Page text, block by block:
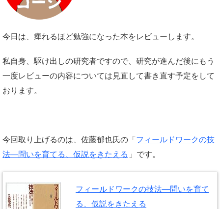
今日は、痺れるほど勉強になった本をレビューします。
私自身、駆け出しの研究者ですので、研究が進んだ後にもう
一度レビューの内容については見直して書き直す予定をして
おります。
今回取り上げるのは、佐藤郁也氏の「 フィールドワークの技
法―問いを育てる、仮説をきたえる 」です。
フィールドワークの技法―問いを育て
る、仮説をきたえる